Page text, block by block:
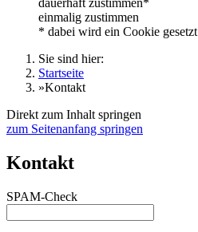
dauerhaft zustimmen*
einmalig zustimmen
* dabei wird ein Cookie gesetzt
Sie sind hier:
Startseite
»Kontakt
Direkt zum Inhalt springen
zum Seitenanfang springen
Kontakt
SPAM-Check